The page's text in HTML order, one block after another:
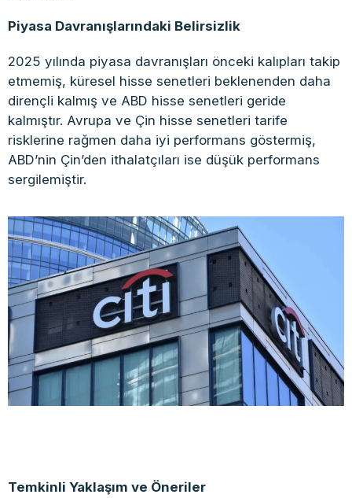
Piyasa Davranışlarındaki Belirsizlik
2025 yılında piyasa davranışları önceki kalıpları takip
etmemiş, küresel hisse senetleri beklenenden daha
dirençli kalmış ve ABD hisse senetleri geride
kalmıştır. Avrupa ve Çin hisse senetleri tarife
risklerine rağmen daha iyi performans göstermiş,
ABD’nin Çin’den ithalatçıları ise düşük performans
sergilemiştir.​
Temkinli Yaklaşım ve Öneriler